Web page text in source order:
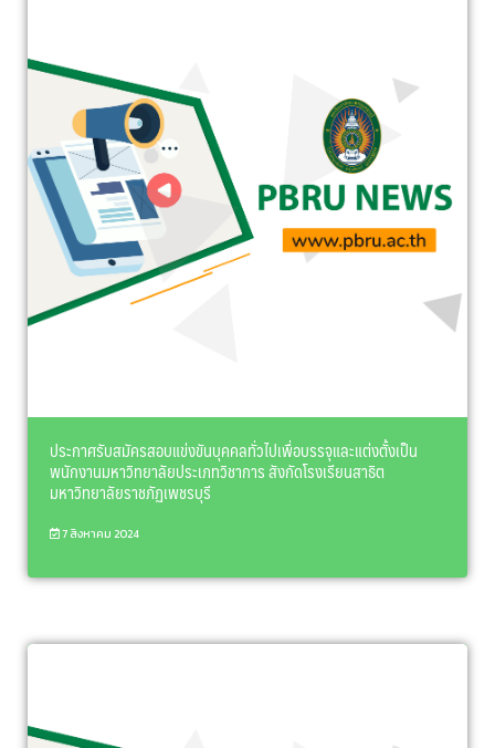
ประกาศรับสมัครสอบแข่งขันบุคคลทั่วไปเพื่อบรรจุและแต่งตั้งเป็น
พนักงานมหาวิทยาลัยประเภทวิชาการ สังกัดโรงเรียนสาธิต
มหาวิทยาลัยราชภัฏเพชรบุรี
7 สิงหาคม 2024